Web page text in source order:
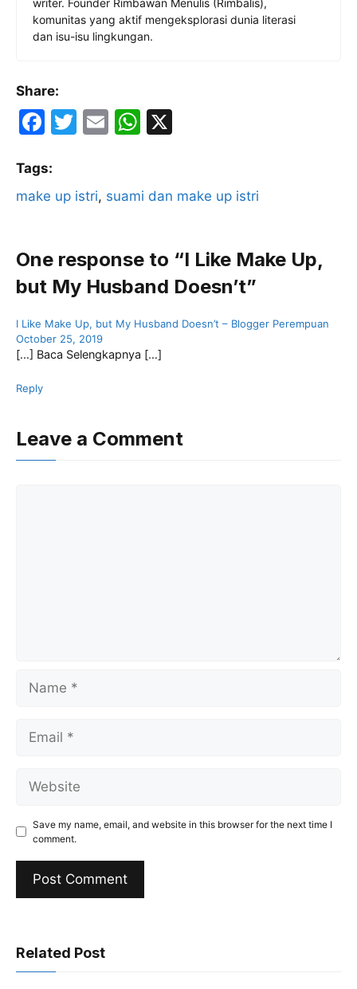
writer. Founder Rimbawan Menulis (Rimbalis),
komunitas yang aktif mengeksplorasi dunia literasi
dan isu-isu lingkungan.
Share:
F
c
e
o
o
k
T
er
E
l
W
s
p
p
Tags:
make up istri, suami dan make up istri
One response to “I Like Make Up,
but My Husband Doesn’t”
I Like Make Up, but My Husband Doesn’t – Blogger Perempuan
October 25, 2019
[…] Baca Selengkapnya […]
Reply
Leave a Comment
Save my name, email, and website in this browser for the next time I
comment.
Related Post